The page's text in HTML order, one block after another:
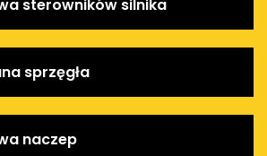
sterowników silnika
sprzęgła
naczep